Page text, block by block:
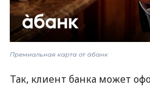
Премиальная карта от àбанк
Так, клиент банка может